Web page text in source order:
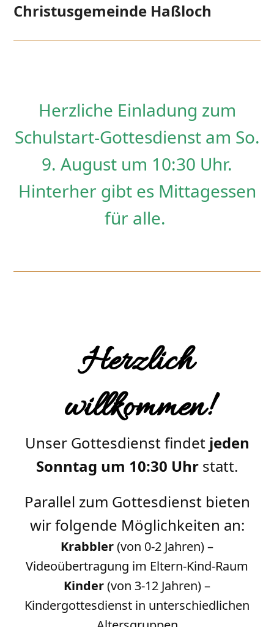
SkipChristusgemeinde Haßloch
Open
Close
Herzliche Einladung zum
Schulstart-Gottesdienst am So.
9. August um 10:30 Uhr.
Hinterher gibt es Mittagessen
für alle.
Herzlich
willkommen!
Unser Gottesdienst findet jeden
Sonntag um 10:30 Uhr statt.
Parallel zum Gottesdienst bieten
wir folgende Möglichkeiten an:
Krabbler(von 0-2 Jahren) –
Videoübertragung im Eltern-Kind-Raum
Kinder(von 3-12 Jahren) –
Kindergottesdienst in unterschiedlichen